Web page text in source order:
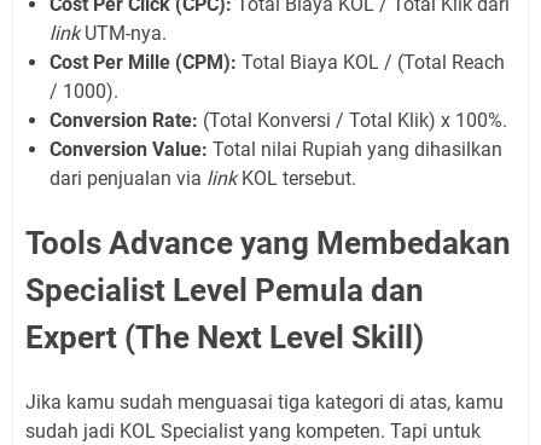
Cost Per Click (CPC): Total Biaya KOL / Total Klik dari
linkUTM-nya.
Cost Per Mille (CPM): Total Biaya KOL / (Total Reach
/ 1000).
Conversion Rate: (Total Konversi / Total Klik) x 100%.
Conversion Value: Total nilai Rupiah yang dihasilkan
dari penjualan via linkKOL tersebut.
Tools Advance yang Membedakan
Specialist Level Pemula dan
Expert (The Next Level Skill)
Jika kamu sudah menguasai tiga kategori di atas, kamu
sudah jadi KOL Specialist yang kompeten. Tapi untuk